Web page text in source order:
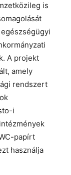
is
A projekt
amely
rendszert
i
papírt
használja